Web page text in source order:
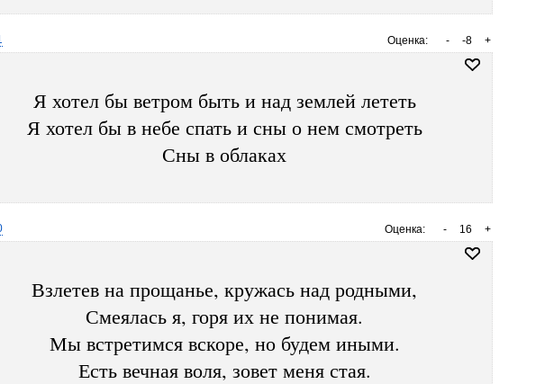
Оценка: +
-8
-
Я хотел бы ветром быть и над землей лететь
Я хотел бы в небе спать и сны о нем смотреть
Сны в облаках
Оценка: +
16
-
Взлетев на прощанье, кружась над родными,
Смеялась я, горя их не понимая.
Мы встретимся вскоре, но будем иными.
Есть вечная воля, зовет меня стая.